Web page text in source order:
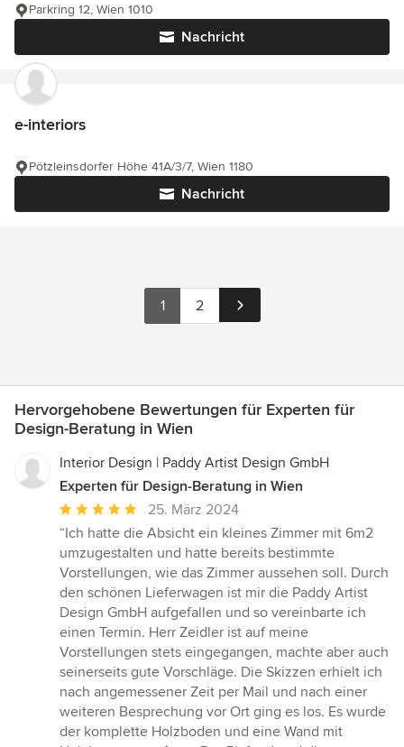
Nachricht
Parkring 12, Wien 1010
e-interiors
Nachricht
Pötzleinsdorfer Höhe 41A/3/7, Wien 1180
1 2
Hervorgehobene Bewertungen für Experten für
Design-Beratung in Wien
Interior Design | Paddy Artist Design GmbH
Experten für Design-Beratung in Wien
Durchschnittliche
Bewertung:
5
von
5
Sternen
25. März 2024
“Ich hatte die Absicht ein kleines Zimmer mit 6m2
umzugestalten und hatte bereits bestimmte
Vorstellungen, wie das Zimmer aussehen soll. Durch
den schönen Lieferwagen ist mir die Paddy Artist
Design GmbH aufgefallen und so vereinbarte ich
einen Termin. Herr Zeidler ist auf meine
Vorstellungen stets eingegangen, machte aber auch
seinerseits gute Vorschläge. Die Skizzen erhielt ich
nach angemessener Zeit per Mail und nach einer
weiteren Besprechung vor Ort ging es los. Es wurde
der komplette Holzboden und eine Wand mit